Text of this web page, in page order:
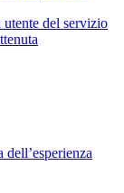
utente del servizio